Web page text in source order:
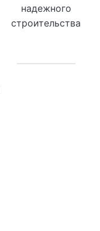
надежного
строительства